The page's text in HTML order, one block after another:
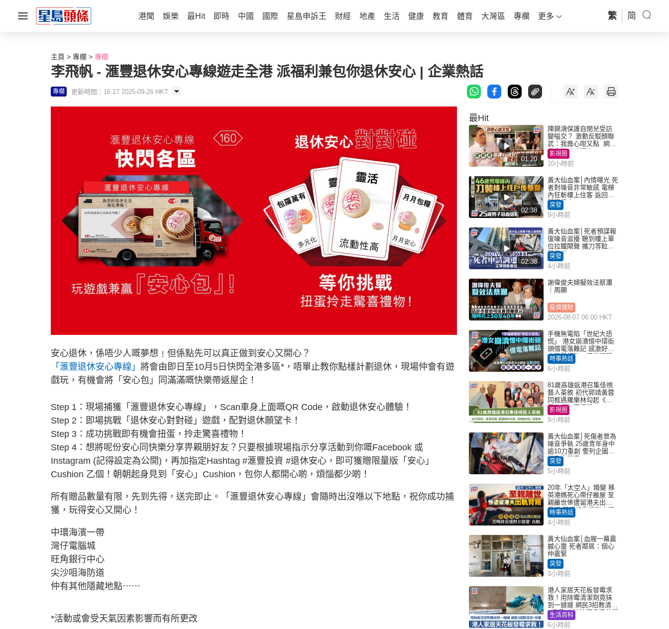
港聞 娛樂 最Hit 即時 中國 國際 星島申訴王 財經 地產 生活 健康 教育 體育 大灣區 專欄 更多 繁 简
主頁 專欄 專欄
李飛帆 - 滙豐退休安心專線遊走全港 派福利兼包你退休安心 | 企業熱話
專欄 更新時間：16:27 2025-09-26 HKT
安心退休，係唔少人嘅夢想﹗但係點先可以真正做到安心又開心？
「滙豐退休安心專線」 將會由即日至10月5日快閃全港多區*，唔單止教你點樣計劃退休，現場仲會有遊
戲玩，有機會將「安心包」同滿滿嘅快樂帶返屋企！
Step 1：現場捕獲「滙豐退休安心專線」，Scan車身上面嘅QR Code，啟動退休安心體驗！
Step 2：即場挑戰「退休安心對對碰」遊戲，配對退休願望卡！
Step 3：成功挑戰即有機會扭蛋，拎走驚喜禮物！
Step 4：想將呢份安心同快樂分享畀親朋好友？只要根據現場指示分享活動到你嘅Facebook 或
Instagram (記得設定為公開)，再加指定Hashtag #滙豐投資 #退休安心，即可獲贈限量版「安心」
Cushion 乙個！朝朝起身見到「安心」Cushion，包你人都開心啲，煩惱都少啲！
所有贈品數量有限，先到先得，送完即止。「滙豐退休安心專線」會隨時出沒喺以下地點，祝你成功捕
獲，玩得安心又開心！
中環海濱一帶
灣仔電腦城
旺角銀行中心
尖沙咀海防道
仲有其他隱藏地點⋯⋯
*活動或會受天氣因素影響而有所更改
最Hit
01:20
陳錦鴻保護自閉兒受訪
變嗌交？ 激動反駁顏聯
武：我擔心咁又點 網民
批主持咄咄逼人
影視圈
10小時前
02:38
黃大仙血案│內情曝光 死
者對噪音非常敏感 電梯
內狂斬樓上住客 返回住
所墮樓亡
突發
9小時前
02:38
黃大仙血案│死者預謀報
復噪音滋擾 聽到樓上單
位拉鐵閘聲 攜刀等𨋢伏
擊傷者
突發
4小時前
謝偉俊夫婦擬效法蔡瀾
｜周顯
投資理財
2026-08-07 06:00 HKT
手機無電陷「世紀大恐
慌」 港女崩潰憶中環街
頭借電落難記 感激好心
人溫馨相助：這份溫暖
記一輩子｜Juicy叮
時事熱話
6小時前
81歲高雄返港召集佳視
藝人茶敘 初代郭靖黃蓉
同框遇羅樂林勾起《神
鵰俠侶》回憶殺
影視圈
9小時前
黃大仙血案│死傷者曾為
噪音爭執 25歲青年身中
逾10刀重創 警列企圖謀
殺及自殺案
突發
5小時前
20年「太空人」婚變 移
英港媽死心帶仔搬屋 至
親離世慘遭留港夫出軌
背叛 苦嘆終看透對方留
港「真相」｜Juicy叮
時事熱話
4小時前
黃大仙血案│血腥一幕震
撼心靈 死者鄰居：個心
仲震緊
突發
3小時前
港人家居天花板發霉求
救！用除霉清潔劑竟抹
到一撻撻 網民3招教清潔
+保養 本地油漆品牌曾提
醒勿用1物防變色
生活百科
6小時前